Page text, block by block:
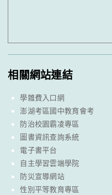
相關網站連結
學雜費入口網
澎湖考區國中教育會考
防治校園霸凌專區
圖書資訊查詢系統
電子書平台
自主學習雲端學院
防災宣導網站
性別平等教育專區